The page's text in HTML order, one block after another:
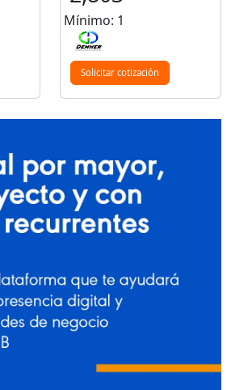
Mínimo: 1
Solicitar cotización